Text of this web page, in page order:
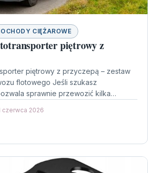
CIĘŻAROWE
piętrowy z
piętrowy z przyczepą – zestaw
flotowego Jeśli szukasz
sprawnie przewozić kilka
czerwca 2026